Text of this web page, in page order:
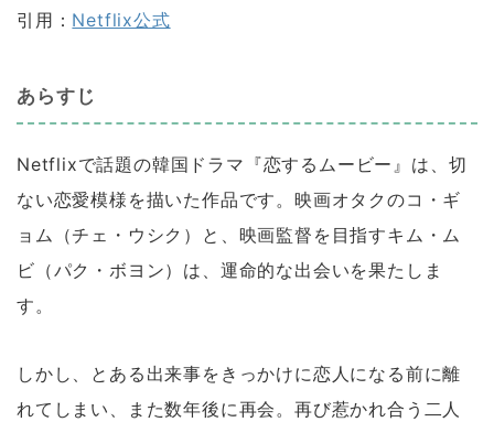
引用： Netflix公式
あらすじ
Netflixで話題の韓国ドラマ『恋するムービー』は、切
ない恋愛模様を描いた作品です。映画オタクのコ・ギ
ョム（チェ・ウシク）と、映画監督を目指すキム・ム
ビ（パク・ボヨン）は、運命的な出会いを果たしま
す。
しかし、とある出来事をきっかけに恋人になる前に離
れてしまい、また数年後に再会。再び惹かれ合う二人